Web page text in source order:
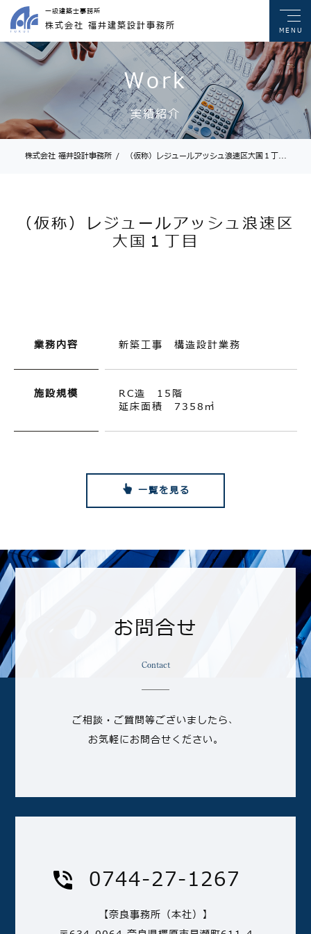
MENU
一級建築士事務所
株式会社 福井建築設計事務所
Work
実績紹介
株式会社 福井設計事務所 / （仮称）レジュールアッシュ浪速区大国１丁...
（仮称）レジュールアッシュ浪速区
大国１丁目
業務内容 新築工事 構造設計業務
施設規模
RC造 15階
延床面積 7358㎡
一覧を見る
お問合せ
Contact
ご相談・ご質問等ございましたら、
お気軽にお問合せください。
0744-27-1267
【奈良事務所（本社）】